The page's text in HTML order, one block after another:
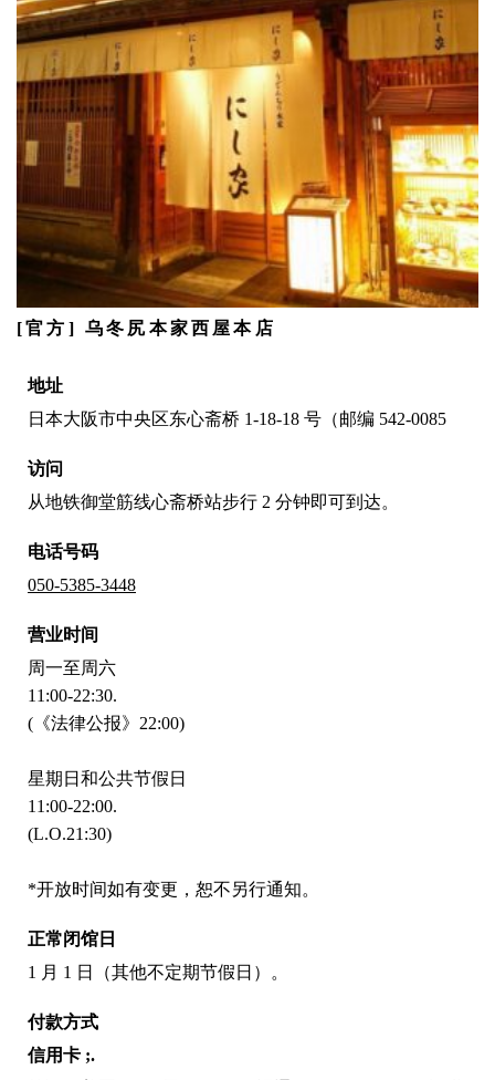
[官方] 乌冬尻本家西屋本店
地址
日本大阪市中央区东心斋桥 1-18-18 号（邮编 542-0085
访问
从地铁御堂筋线心斋桥站步行 2 分钟即可到达。
电话号码
050-5385-3448
营业时间
周一至周六
11:00-22:30.
(《法律公报》22:00)
星期日和公共节假日
11:00-22:00.
(L.O.21:30)
*开放时间如有变更，恕不另行通知。
正常闭馆日
1 月 1 日（其他不定期节假日）。
付款方式
信用卡 ;.